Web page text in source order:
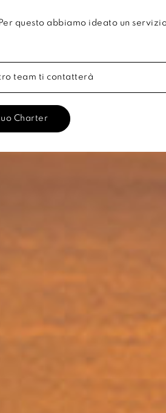
questo abbiamo ideato un
team ti contatterà
Charter